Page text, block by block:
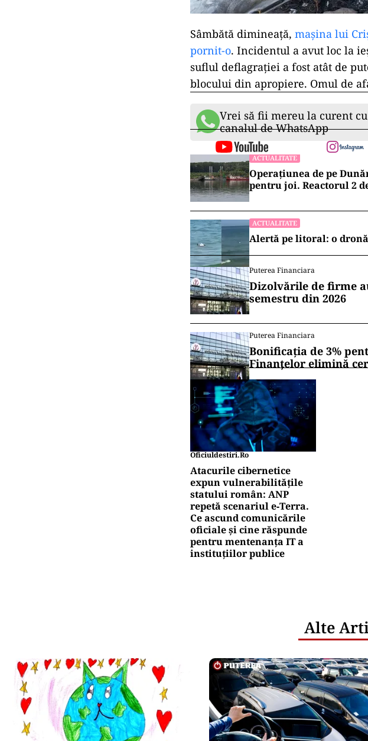
Sâmbătă dimineață, mașina lui
pornit-o. Incidentul a avut loc la
suflul deflagrației a fost atât de
blocului din apropiere. Omul de
Vrei să fii mereu la curent
canalul de WhatsApp
ACTUALITATE
Operațiunea de pe
pentru joi. Reactorul 2
ACTUALITATE
Alertă pe litoral: o
Puterea Financiara
Dizolvările de firme
semestru din 2026
Puterea Financiara
Bonificația de 3%
Finanțelor elimină
Oficiuldestiri.ro
Atacurile cibernetice
expun vulnerabilitățile
statului român: ANP
repetă scenariul e‑Terra.
Ce ascund comunicările
oficiale și cine răspunde
pentru mentenanța IT a
instituțiilor publice
Alte